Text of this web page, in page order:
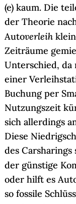
(e) kaum. Die
der Theorie
Autoverleih
Zeiträume
Unterschied, da
einer
Buchung per
Nutzungszeit
sich allerdings
Diese
des
der günstige
oder hilft es
so fossile